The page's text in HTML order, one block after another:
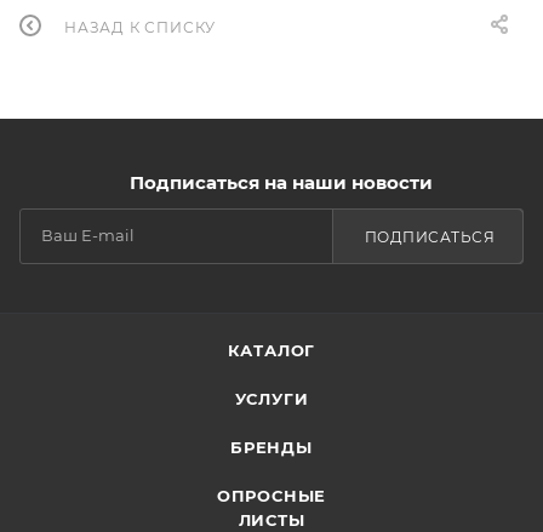
НАЗАД К СПИСКУ
Подписаться на наши новости
ПОДПИСАТЬСЯ
КАТАЛОГ
УСЛУГИ
БРЕНДЫ
ОПРОСНЫЕ
ЛИСТЫ